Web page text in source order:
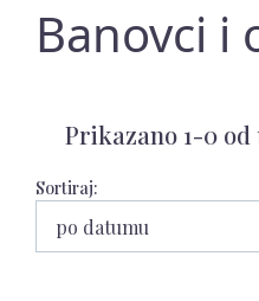
Banovci i
Prikazano 1-0
Sortiraj:
po datumu